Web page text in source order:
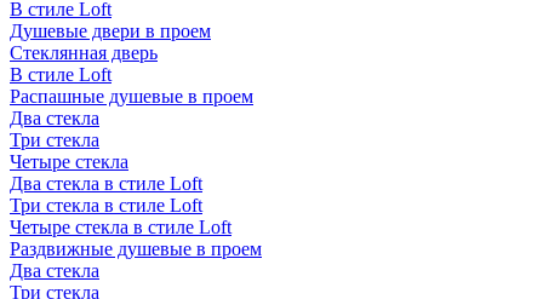
В стиле Loft
Душевые двери в проем
Стеклянная дверь
В стиле Loft
Распашные душевые в проем
Два стекла
Три стекла
Четыре стекла
Два стекла в стиле Loft
Три стекла в стиле Loft
Четыре стекла в стиле Loft
Раздвижные душевые в проем
Два стекла
Три стекла